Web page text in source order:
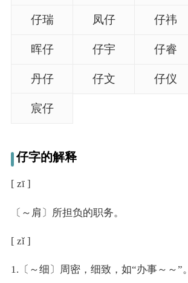
仔瑞 凤仔 仔祎
晖仔 仔宇 仔睿
丹仔 仔文 仔仪
宸仔
仔字的解释
[ zī ]
〔～肩〕所担负的职务。
[ zǐ ]
1.〔～细〕周密，细致，如“办事～～”。